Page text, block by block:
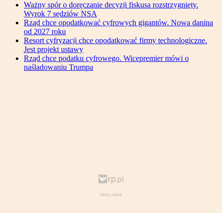
Ważny spór o doręczanie decyzji fiskusa rozstrzygnięty.
Wyrok 7 sędziów NSA
Rząd chce opodatkować cyfrowych gigantów. Nowa danina
od 2027 roku
Resort cyfryzacji chce opodatkować firmy technologiczne.
Jest projekt ustawy
Rząd chce podatku cyfrowego. Wicepremier mówi o
naśladowaniu Trumpa